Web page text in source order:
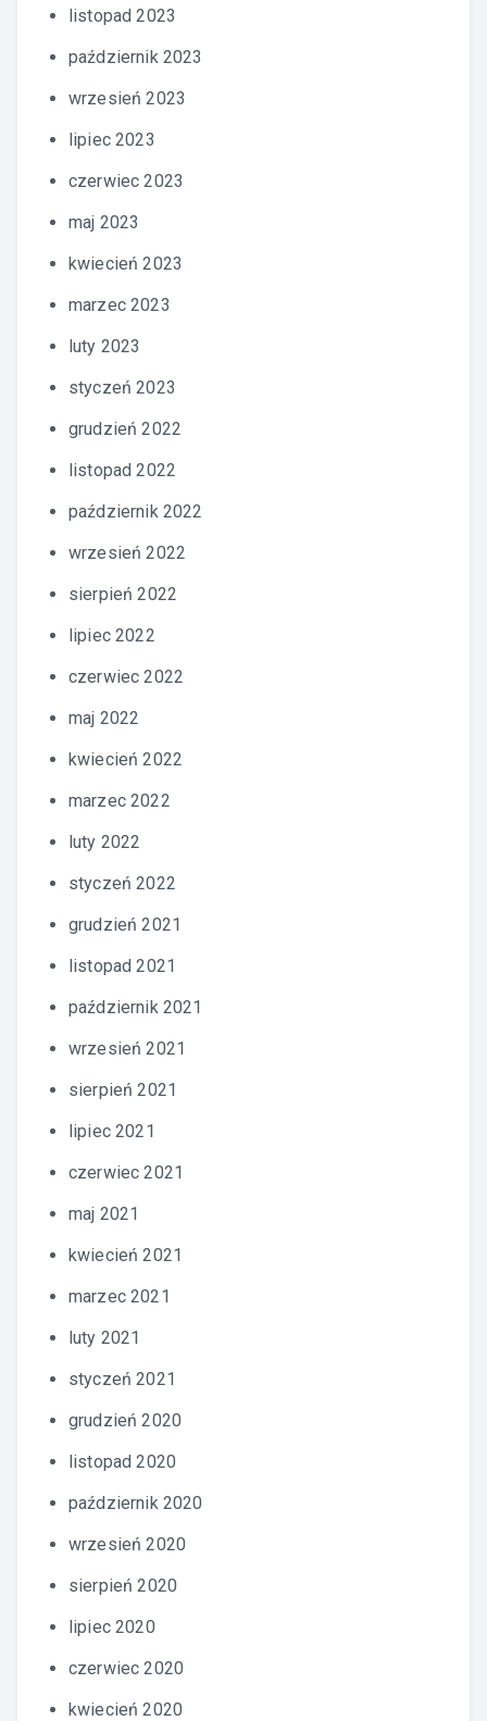
listopad 2023
październik 2023
wrzesień 2023
lipiec 2023
czerwiec 2023
maj 2023
kwiecień 2023
marzec 2023
luty 2023
styczeń 2023
grudzień 2022
listopad 2022
październik 2022
wrzesień 2022
sierpień 2022
lipiec 2022
czerwiec 2022
maj 2022
kwiecień 2022
marzec 2022
luty 2022
styczeń 2022
grudzień 2021
listopad 2021
październik 2021
wrzesień 2021
sierpień 2021
lipiec 2021
czerwiec 2021
maj 2021
kwiecień 2021
marzec 2021
luty 2021
styczeń 2021
grudzień 2020
listopad 2020
październik 2020
wrzesień 2020
sierpień 2020
lipiec 2020
czerwiec 2020
kwiecień 2020